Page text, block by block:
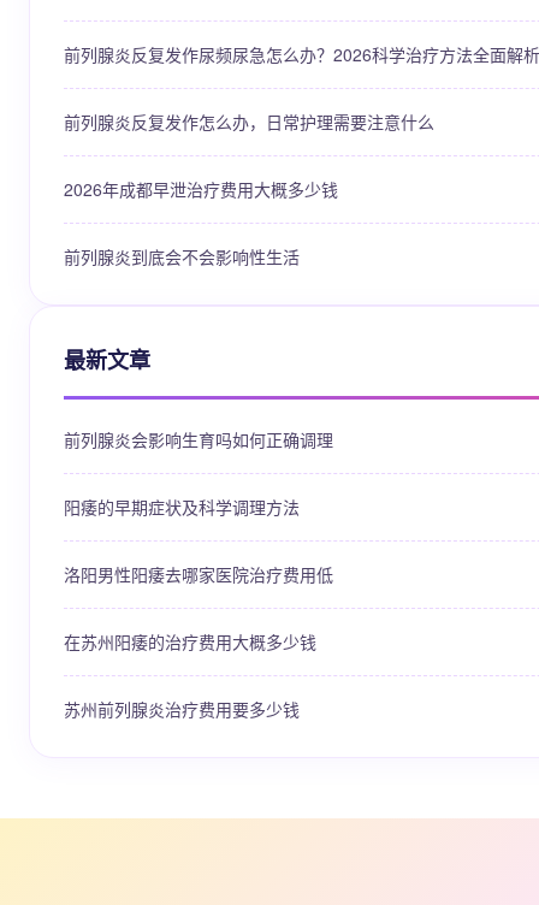
前列腺炎反复发作尿频尿急怎么办？2026科学治疗方法全面解析
前列腺炎反复发作怎么办，日常护理需要注意什么
2026年成都早泄治疗费用大概多少钱
前列腺炎到底会不会影响性生活
最新文章
前列腺炎会影响生育吗如何正确调理
阳痿的早期症状及科学调理方法
洛阳男性阳痿去哪家医院治疗费用低
在苏州阳痿的治疗费用大概多少钱
苏州前列腺炎治疗费用要多少钱